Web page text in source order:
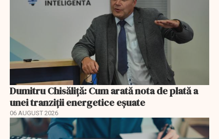
Dumitru Chisăliță: Cum arată nota de plată a
unei tranziții energetice eșuate
06 AUGUST 2026